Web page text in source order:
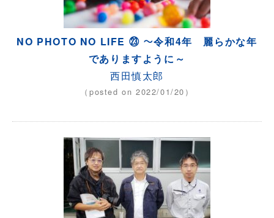
NO PHOTO NO LIFE ㉓ ～令和4年 麗らかな年
でありますように～
西田慎太郎
（posted on 2022/01/20）